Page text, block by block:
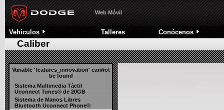
Web Móvil
Caliber
Sistema automático de Control de Presión de neumáticos
Alarma antirrobo e Inmovilizador Sentry Key®
Robustez estructural
Vehículos
Nitro
Avenger
Toda la gama
Concept Cars
Talleres Conócenos
Nuestra
Historia
Variable 'features_innovation' cannot
be found
Sistema Multimedia Táctil
Uconnect Tunes® de 20GB
Sistema de Manos Libres
Bluetooth Uconnect Phone®